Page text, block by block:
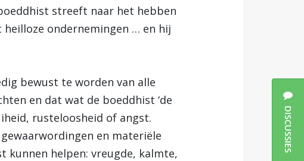
streeft naar het hebben
ondernemingen … en hij
bewust te worden van alle
en dat wat de boeddhist ‘de
rusteloosheid of angst.
en materiële
kunnen helpen: vreugde, kalmte,
DISCUSSIES